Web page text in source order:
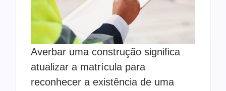
Averbar uma construção significa
atualizar a matrícula para
reconhecer a existência de uma